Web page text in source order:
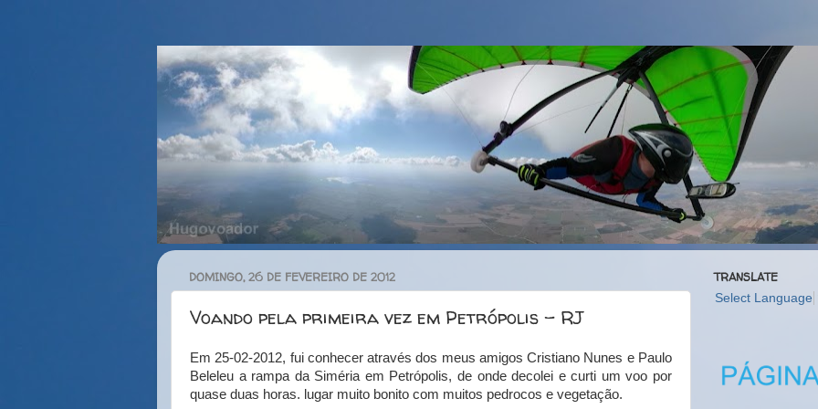
DOMINGO, 26 DE FEVEREIRO DE 2012
Voando pela primeira vez em Petrópolis - RJ
Em 25-02-2012, fui conhecer através dos meus amigos Cristiano Nunes e Paulo
Beleleu a rampa da Siméria em Petrópolis, de onde decolei e curti um voo por
quase duas horas. lugar muito bonito com muitos pedrocos e vegetação.
TRANSLATE
Select Language